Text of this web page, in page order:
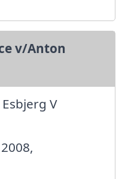
v/Anton
V